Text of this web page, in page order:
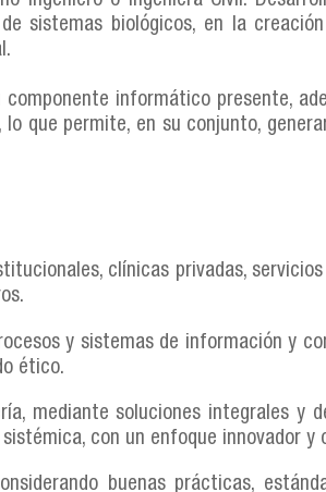
sistemas biológicos, en la
informático presente,
que permite, en su conjunto,
clínicas privadas,
y sistemas de información y
ético.
mediante soluciones integrales
con un enfoque innovador
buenas prácticas,